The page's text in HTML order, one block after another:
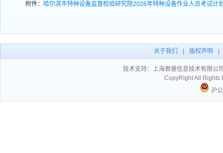
附件： 哈尔滨市特种设备监督检验研究院2026年特种设备作业人员考试计
关于我们 版权声明
技术支持： 上海君睿信息技术有限公
CopyRight All
沪